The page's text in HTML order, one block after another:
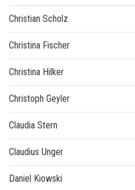
Christian Scholz
Christina Fischer
Christina Hilker
Christoph Geyler
Claudia Stern
Claudius Unger
Daniel Kiowski